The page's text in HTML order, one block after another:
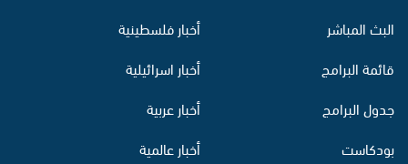
البث المباشر
قائمة البرامج
جدول البرامج
بودكاست
أخبار فلسطينية
أخبار اسرائيلية
أخبار عربية
أخبار عالمية